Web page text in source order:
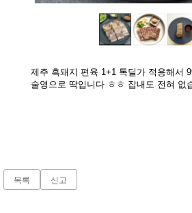
제주 흑돼지 편육 1+1 톡딜가 적용해서
술영으로 딱입니다 ㅎㅎ 잡내도 전혀 없
목록 신고